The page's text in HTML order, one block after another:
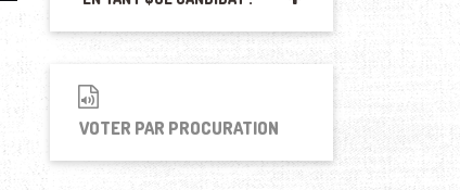
VOTER PAR PROCURATION